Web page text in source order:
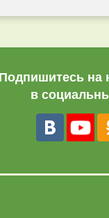
Подпишитесь на
в